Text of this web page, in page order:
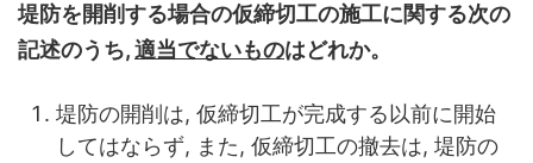
堤防を開削する場合の仮締切工の施工に関する次の
記述のうち,適当でないものはどれか。
堤防の開削は, 仮締切工が完成する以前に開始
してはならず, また, 仮締切工の撤去は, 堤防の